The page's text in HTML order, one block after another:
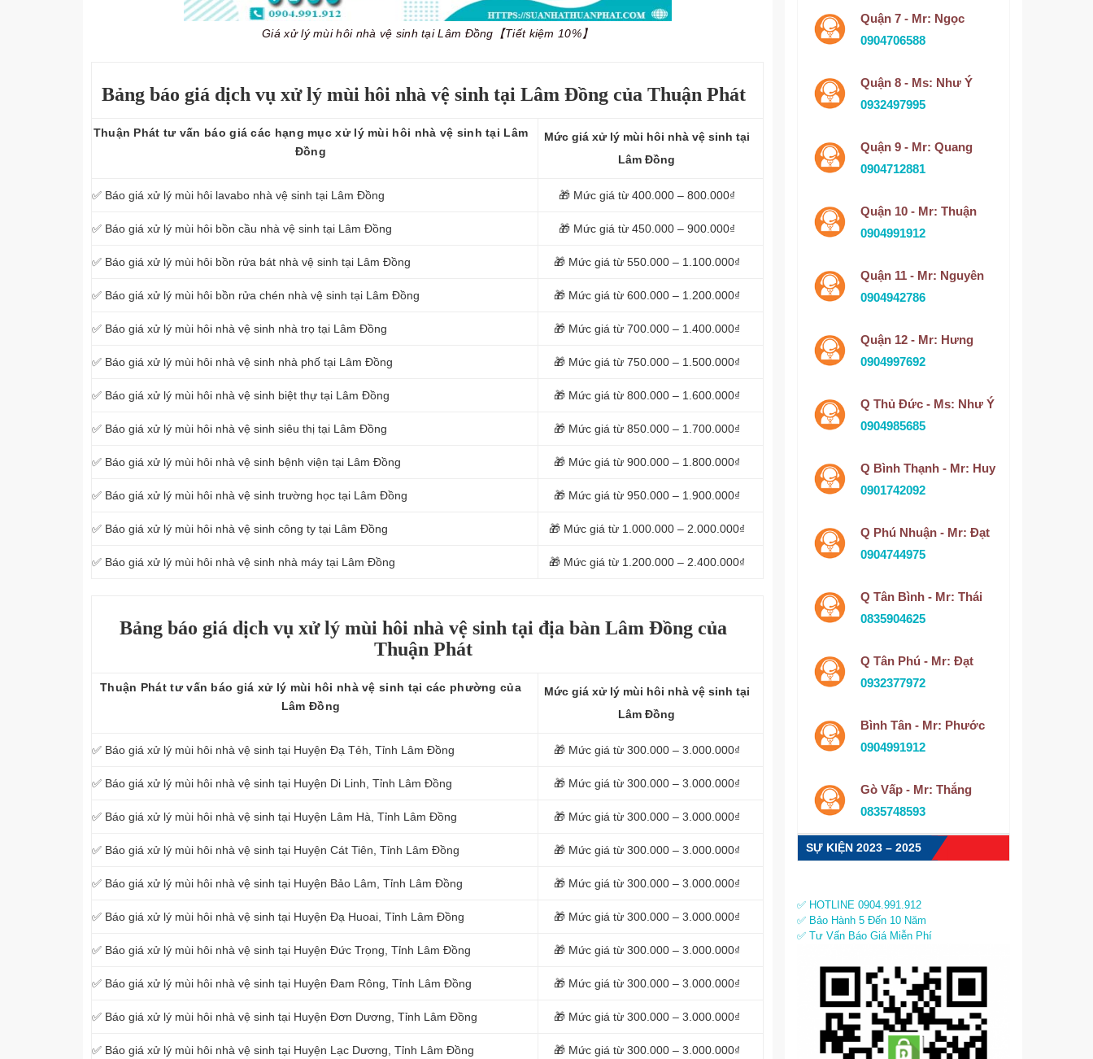
Giá xử lý mùi hôi nhà vệ sinh tại Lâm Đồng【Tiết kiệm 10%】
Bảng báo giá dịch vụ xử lý mùi hôi nhà vệ sinh tại Lâm Đồng của Thuận Phát
Thuận Phát tư vấn báo giá các hạng mục xử lý mùi hôi nhà vệ sinh tại Lâm
Đồng
Mức giá xử lý mùi hôi nhà vệ sinh tại
Lâm Đồng
✅ Báo giá xử lý mùi hôi lavabo nhà vệ sinh tại Lâm Đồng 🎁 Mức giá từ 400.000 – 800.000₫
✅ Báo giá xử lý mùi hôi bồn cầu nhà vệ sinh tại Lâm Đồng 🎁 Mức giá từ 450.000 – 900.000₫
✅ Báo giá xử lý mùi hôi bồn rửa bát nhà vệ sinh tại Lâm Đồng 🎁 Mức giá từ 550.000 – 1.100.000₫
✅ Báo giá xử lý mùi hôi bồn rửa chén nhà vệ sinh tại Lâm Đồng 🎁 Mức giá từ 600.000 – 1.200.000₫
✅ Báo giá xử lý mùi hôi nhà vệ sinh nhà trọ tại Lâm Đồng 🎁 Mức giá từ 700.000 – 1.400.000₫
✅ Báo giá xử lý mùi hôi nhà vệ sinh nhà phố tại Lâm Đồng 🎁 Mức giá từ 750.000 – 1.500.000₫
✅ Báo giá xử lý mùi hôi nhà vệ sinh biệt thự tại Lâm Đồng 🎁 Mức giá từ 800.000 – 1.600.000₫
✅ Báo giá xử lý mùi hôi nhà vệ sinh siêu thị tại Lâm Đồng 🎁 Mức giá từ 850.000 – 1.700.000₫
✅ Báo giá xử lý mùi hôi nhà vệ sinh bệnh viện tại Lâm Đồng 🎁 Mức giá từ 900.000 – 1.800.000₫
✅ Báo giá xử lý mùi hôi nhà vệ sinh trường học tại Lâm Đồng 🎁 Mức giá từ 950.000 – 1.900.000₫
✅ Báo giá xử lý mùi hôi nhà vệ sinh công ty tại Lâm Đồng 🎁 Mức giá từ 1.000.000 – 2.000.000₫
✅ Báo giá xử lý mùi hôi nhà vệ sinh nhà máy tại Lâm Đồng 🎁 Mức giá từ 1.200.000 – 2.400.000₫
Bảng báo giá dịch vụ xử lý mùi hôi nhà vệ sinh tại địa bàn Lâm Đồng của
Thuận Phát
Thuận Phát tư vấn báo giá xử lý mùi hôi nhà vệ sinh tại các phường của
Lâm Đồng
Mức giá xử lý mùi hôi nhà vệ sinh tại
Lâm Đồng
✅ Báo giá xử lý mùi hôi nhà vệ sinh tại Huyện Đạ Tẻh, Tỉnh Lâm Đồng 🎁 Mức giá từ 300.000 – 3.000.000₫
✅ Báo giá xử lý mùi hôi nhà vệ sinh tại Huyện Di Linh, Tỉnh Lâm Đồng 🎁 Mức giá từ 300.000 – 3.000.000₫
✅ Báo giá xử lý mùi hôi nhà vệ sinh tại Huyện Lâm Hà, Tỉnh Lâm Đồng 🎁 Mức giá từ 300.000 – 3.000.000₫
✅ Báo giá xử lý mùi hôi nhà vệ sinh tại Huyện Cát Tiên, Tỉnh Lâm Đồng 🎁 Mức giá từ 300.000 – 3.000.000₫
✅ Báo giá xử lý mùi hôi nhà vệ sinh tại Huyện Bảo Lâm, Tỉnh Lâm Đồng 🎁 Mức giá từ 300.000 – 3.000.000₫
✅ Báo giá xử lý mùi hôi nhà vệ sinh tại Huyện Đạ Huoai, Tỉnh Lâm Đồng 🎁 Mức giá từ 300.000 – 3.000.000₫
✅ Báo giá xử lý mùi hôi nhà vệ sinh tại Huyện Đức Trọng, Tỉnh Lâm Đồng 🎁 Mức giá từ 300.000 – 3.000.000₫
✅ Báo giá xử lý mùi hôi nhà vệ sinh tại Huyện Đam Rông, Tỉnh Lâm Đồng 🎁 Mức giá từ 300.000 – 3.000.000₫
✅ Báo giá xử lý mùi hôi nhà vệ sinh tại Huyện Đơn Dương, Tỉnh Lâm Đồng 🎁 Mức giá từ 300.000 – 3.000.000₫
✅ Báo giá xử lý mùi hôi nhà vệ sinh tại Huyện Lạc Dương, Tỉnh Lâm Đồng 🎁 Mức giá từ 300.000 – 3.000.000₫
Quận 7 - Mr: Ngọc
0904706588
Quận 8 - Ms: Như Ý
0932497995
Quận 9 - Mr: Quang
0904712881
Quận 10 - Mr: Thuận
0904991912
Quận 11 - Mr: Nguyên
0904942786
Quận 12 - Mr: Hưng
0904997692
Q Thủ Đức - Ms: Như Ý
0904985685
Q Bình Thạnh - Mr: Huy
0901742092
Q Phú Nhuận - Mr: Đạt
0904744975
Q Tân Bình - Mr: Thái
0835904625
Q Tân Phú - Mr: Đạt
0932377972
Bình Tân - Mr: Phước
0904991912
Gò Vấp - Mr: Thắng
0835748593
SỰ KIỆN 2023 – 2025
✅ HOTLINE 0904.991.912
✅ Bảo Hành 5 Đến 10 Năm
✅ Tư Vấn Báo Giá Miễn Phí